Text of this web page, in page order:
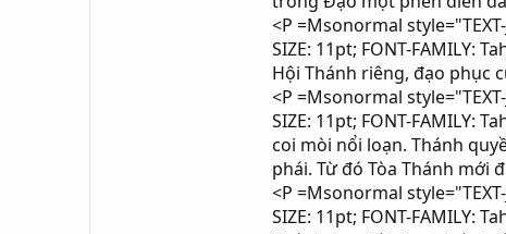
<P =Msonormal
SIZE: 11pt; FONT-FAMILY:
Hội Thánh riêng, đạo phục
<P =Msonormal
SIZE: 11pt; FONT-FAMILY:
coi mòi nổi loạn. Thánh
phái. Từ đó Tòa Thánh mới
<P =Msonormal
SIZE: 11pt; FONT-FAMILY: